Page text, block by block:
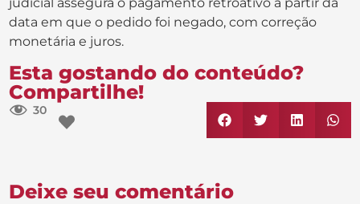
data em que o pedido foi negado, com correção
monetária e juros.
Esta gostando do conteúdo?
Compartilhe!
30
Deixe seu comentário